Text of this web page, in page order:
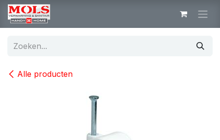
Overslaan naar inhoud
Alle producten